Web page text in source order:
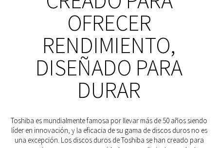
OFRECER
RENDIMIENTO,
DISEÑADO PARA
DURAR
Toshiba es mundialmente famosa por llevar más de 50 años siendo
líder en innovación, y la eficacia de su gama de discos duros no es
una excepción. Los discos duros de Toshiba se han creado para